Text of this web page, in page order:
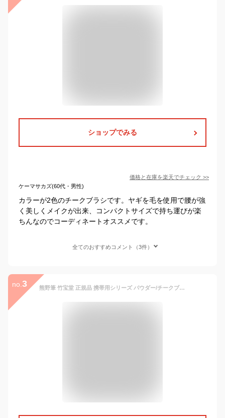
ショップでみる
価格と在庫を楽天でチェック >>
ケーマサカズ(60代・男性)
カラーが2色のチークブラシです。ヤギを毛を使用で腰が強
く美しくメイクが出来、コンパクトサイズで持ち運びが楽
ちんなのでコーディネートオススメです。
全てのおすすめコメント（3件）
no. 3 熊野筆 竹宝堂 正規品 携帯用シリーズ パウダー/チークブラシ H-6 毛材質：粗光峰 広島 化粧筆